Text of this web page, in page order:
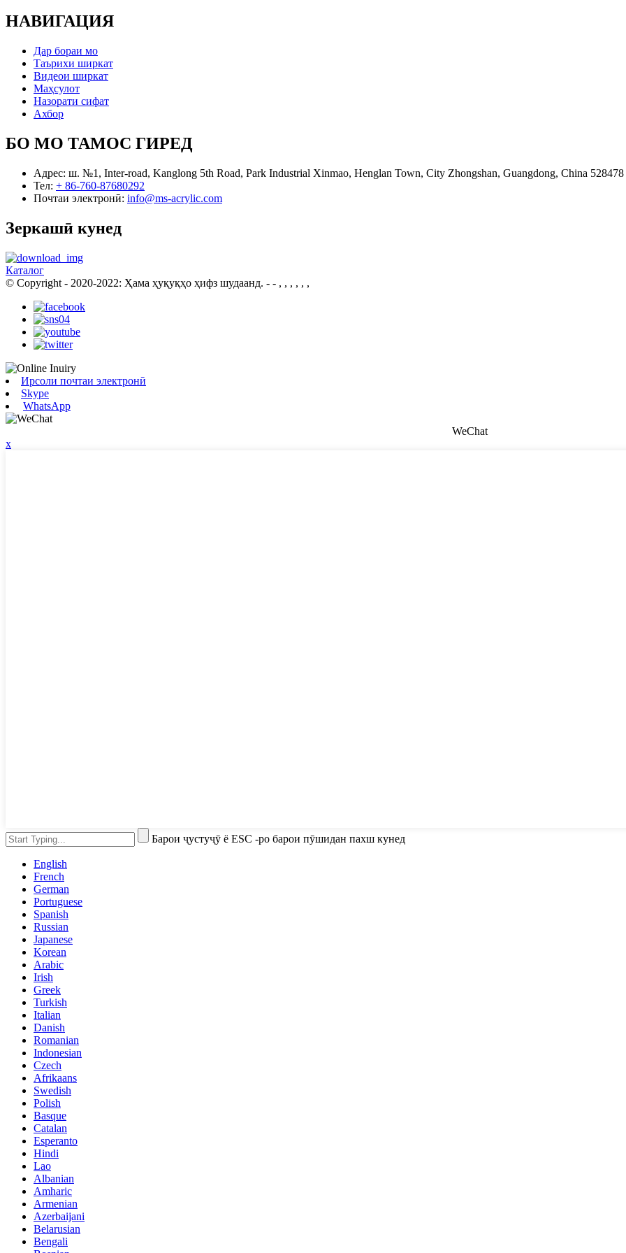
НАВИГАЦИЯ
Дар бораи мо
Таърихи ширкат
Видеои ширкат
Маҳсулот
Назорати сифат
Ахбор
БО МО ТАМОС ГИРЕД
Адрес: ш. №1, Inter-road, Kanglong 5th Road, Park Industrial Xinmao, Henglan Town, City Zhongshan, Guangdong, China 528478
Тел: + 86-760-87680292
Почтаи электронӣ: info@ms-acrylic.com
Зеркашӣ кунед
Каталог
© Copyright - 2020-2022: Ҳама ҳуқуқҳо ҳифз шудаанд. - - , , , , , ,
Ирсоли почтаи электронӣ
Skype
WhatsApp
WeChat
x
Барои ҷустуҷӯ ё ESC -ро барои пӯшидан пахш кунед
English
French
German
Portuguese
Spanish
Russian
Japanese
Korean
Arabic
Irish
Greek
Turkish
Italian
Danish
Romanian
Indonesian
Czech
Afrikaans
Swedish
Polish
Basque
Catalan
Esperanto
Hindi
Lao
Albanian
Amharic
Armenian
Azerbaijani
Belarusian
Bengali